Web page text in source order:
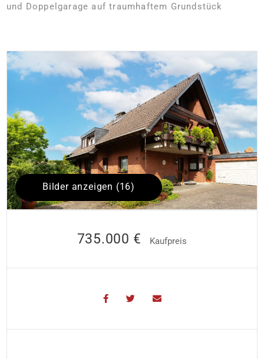
und Doppelgarage auf traumhaftem Grundstück
Bilder anzeigen (16)
735.000 € Kaufpreis